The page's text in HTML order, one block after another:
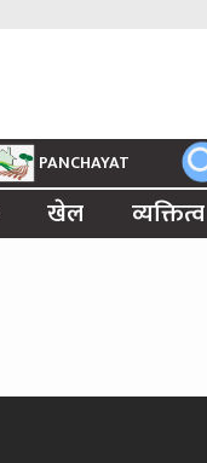
PANCHAYAT
खेल व्यक्तित्व